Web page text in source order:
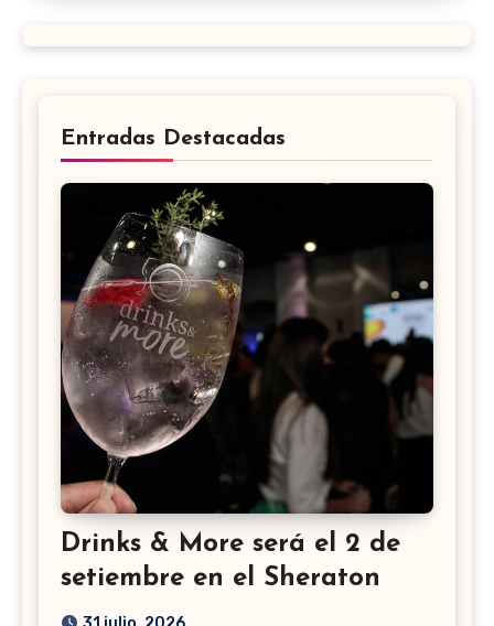
Entradas Destacadas
Drinks & More será el 2 de
setiembre en el Sheraton